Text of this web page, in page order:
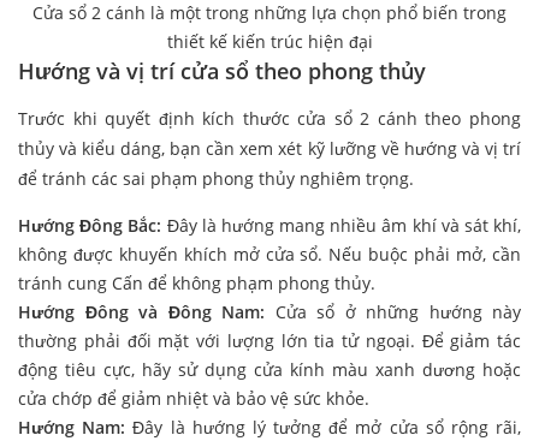
Cửa sổ 2 cánh là một trong những lựa chọn phổ biến trong
thiết kế kiến trúc hiện đại
Hướng và vị trí cửa sổ theo phong thủy
Trước khi quyết định kích thước cửa sổ 2 cánh theo phong
thủy và kiểu dáng, bạn cần xem xét kỹ lưỡng về hướng và vị trí
để tránh các sai phạm phong thủy nghiêm trọng.
Hướng Đông Bắc: Đây là hướng mang nhiều âm khí và sát khí,
không được khuyến khích mở cửa sổ. Nếu buộc phải mở, cần
tránh cung Cấn để không phạm phong thủy.
Hướng Đông và Đông Nam: Cửa sổ ở những hướng này
thường phải đối mặt với lượng lớn tia tử ngoại. Để giảm tác
động tiêu cực, hãy sử dụng cửa kính màu xanh dương hoặc
cửa chớp để giảm nhiệt và bảo vệ sức khỏe.
Hướng Nam:Đây là hướng lý tưởng để mở cửa sổ rộng rãi,